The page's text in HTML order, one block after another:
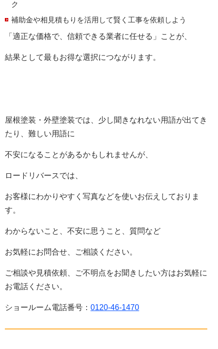
ク
補助金や相見積もりを活用して賢く工事を依頼しよう
「適正な価格で、信頼できる業者に任せる」ことが、
結果として最もお得な選択につながります。
屋根塗装・外壁塗装では、少し聞きなれない用語が出てき
たり、難しい用語に
不安になることがあるかもしれませんが、
ロードリバースでは、
お客様にわかりやすく写真などを使いお伝えしておりま
す。
わからないこと、不安に思うこと、質問など
お気軽にお問合せ、ご相談ください。
ご相談や見積依頼、ご不明点をお聞きしたい方はお気軽に
お電話ください。
ショールーム電話番号： 0120-46-1470
——————————————————————————